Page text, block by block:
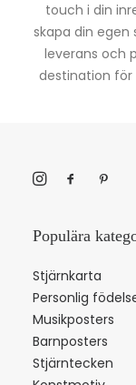
touch i din
skapa din egen
leverans och
destination
Populära
Stjärnkarta
Personlig
Musikposters
Barnposters
Stjärntecken